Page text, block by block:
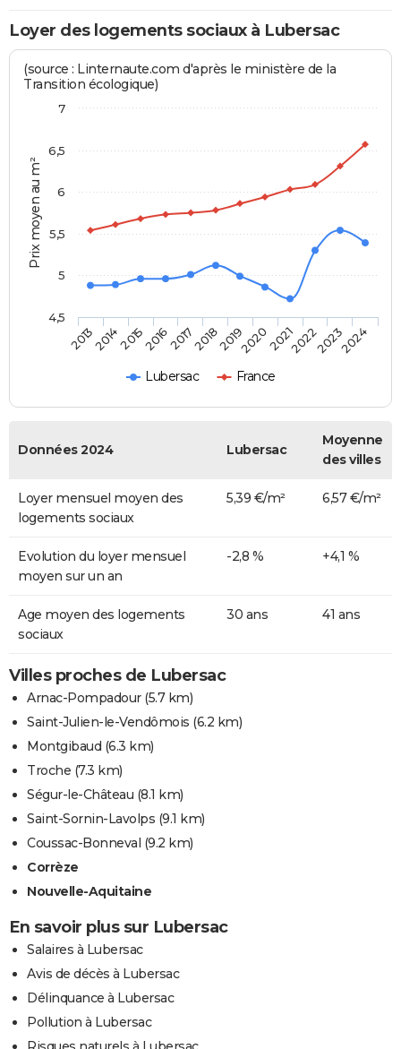
Loyer des logements sociaux à Lubersac
Prix moyen au m²
(source : Linternaute.com d'après le ministère de la
Transition écologique)
Lubersac France
201320142015201620172018201920202021202220232024
4,5
5
5,5
6
6,5
7
Données 2024 Lubersac
Moyenne
des villes
Loyer mensuel moyen des
logements sociaux
5,39 €/m² 6,57 €/m²
Evolution du loyer mensuel
moyen sur un an
-2,8 % +4,1 %
Age moyen des logements
sociaux
30 ans 41 ans
Villes proches de Lubersac
Arnac-Pompadour(5.7 km)
Saint-Julien-le-Vendômois (6.2 km)
Montgibaud (6.3 km)
Troche (7.3 km)
Ségur-le-Château (8.1 km)
Saint-Sornin-Lavolps (9.1 km)
Coussac-Bonneval (9.2 km)
Corrèze
Nouvelle-Aquitaine
En savoir plus sur Lubersac
Salaires à Lubersac
Avis de décès à Lubersac
Délinquance à Lubersac
Pollution à Lubersac